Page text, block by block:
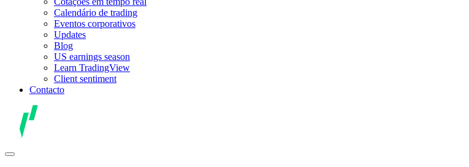
Calendário de trading
Eventos corporativos
Updates
Blog
US earnings season
Learn TradingView
Client sentiment
Contacto